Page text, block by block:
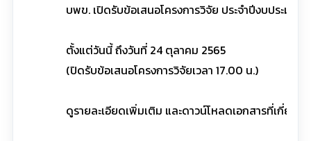
บพข. เปิดรับข้อเสนอโครงการวิจัย ประจำปีงบประมา
ตั้งแต่วันนี้ ถึงวันที่ 24 ตุลาคม 2565
(ปิดรับข้อเสนอโครงการวิจัยเวลา 17.00 น.)
ดูรายละเอียดเพิ่มเติม และดาวน์โหลดเอกสารที่เกี่ยวข้